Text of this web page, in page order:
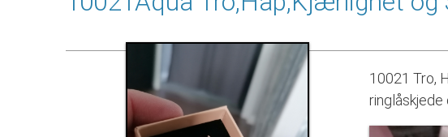
10021 Tro,
ringlåskjede